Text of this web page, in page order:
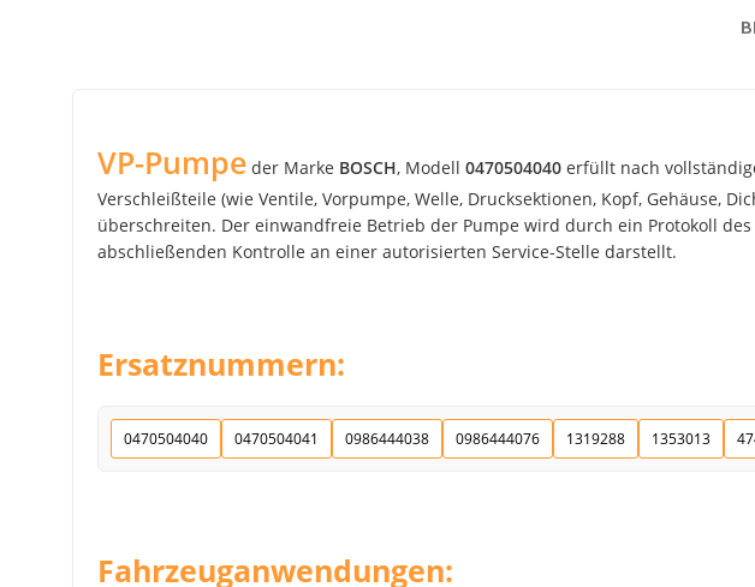
VP-Pumpe der Marke BOSCH, Modell 0470504040 erfüllt nach
Verschleißteile (wie Ventile, Vorpumpe, Welle, Drucksektionen, Kopf, Gehäuse,
überschreiten. Der einwandfreie Betrieb der Pumpe wird durch ein Protokoll
abschließenden Kontrolle an einer autorisierten Service-Stelle darstellt.
Ersatznummern:
0470504040 0470504041 0986444038 0986444076 1319288 1353013
Fahrzeuganwendungen: